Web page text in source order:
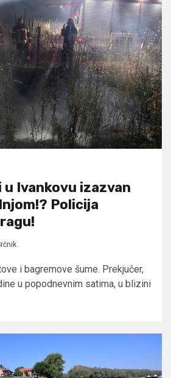
u Ivankovu izazvan
Policija
i bagremove šume. Prekjučer,
u popodnevnim satima, u blizini